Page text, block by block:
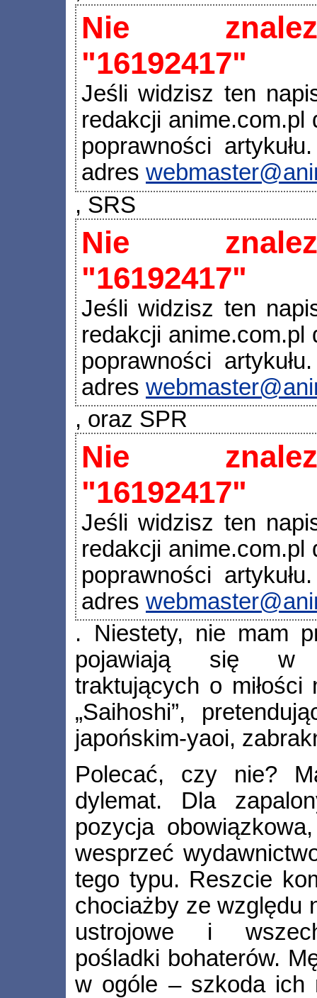
Nie
"16192417"
Jeśli widzisz ten
redakcji anime.com.pl
poprawności
adres
, SRS
Nie
"16192417"
Jeśli widzisz ten
redakcji anime.com.pl
poprawności
adres
, oraz SPR
Nie
"16192417"
Jeśli widzisz ten
redakcji anime.com.pl
poprawności
adres
. Niestety, nie mam
pojawiają się w
traktujących o
„Saihoshi”,
japońskim-yaoi,
Polecać, czy nie?
dylemat. Dla
pozycja
wesprzeć
tego typu. Reszcie
chociażby ze względu
ustrojowe i
pośladki bohaterów.
w ogóle – szkoda ich